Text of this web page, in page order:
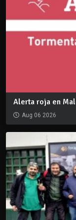
Alerta roja en
Aug 06 2026